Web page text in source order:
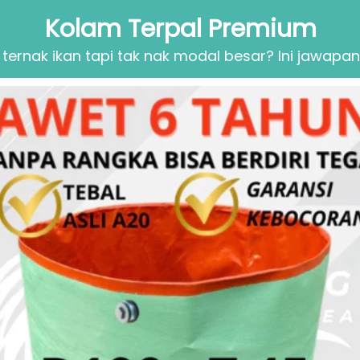
Kolam Terpal Premium
ternak ikan tapi tak nak modal besar? Ini